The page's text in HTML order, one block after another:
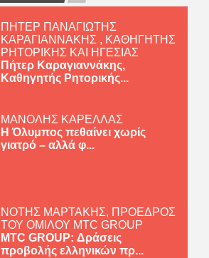
ΠΗΤΕΡ ΠΑΝΑΓΙΩΤΗΣ
ΚΑΡΑΓΙΑΝΝΑΚΗΣ , ΚΑΘΗΓΗΤΗΣ
ΡΗΤΟΡΙΚΗΣ ΚΑΙ ΗΓΕΣΙΑΣ
Πήτερ Καραγιαννάκης,
Καθηγητής Ρητορικής...
ΜΑΝΟΛΗΣ ΚΑΡΕΛΛΑΣ
Η Όλυμπος πεθαίνει χωρίς
γιατρό – αλλά φ...
ΝΟΤΗΣ ΜΑΡΤΑΚΗΣ, ΠΡΟΕΔΡΟΣ
ΤΟΥ ΟΜΙΛΟΥ MTC GROUP
MTC GROUP: Δράσεις
προβολής ελληνικών πρ...